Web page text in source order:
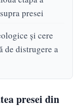
presei
și cere
de distrugere a
presei din